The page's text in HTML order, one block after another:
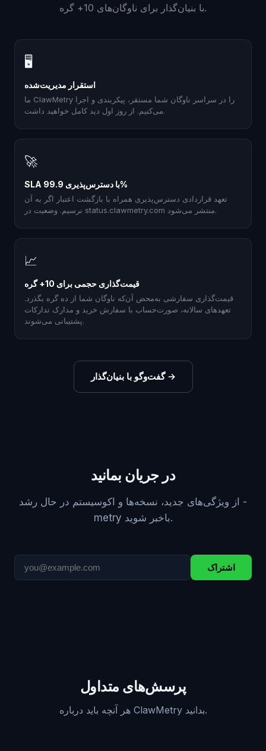
با بنیان‌گذار برای ناوگان‌های 10+ گره.
🖥
استقرار مدیریت‌شده
ما ClawMetry را در سراسر ناوگان شما مستقر، پیکربندی و اجرا
می‌کنیم. از روز اول دید کامل خواهید داشت.
🚀
SLA با دسترس‌پذیری 99.9%
تعهد قراردادی دسترس‌پذیری همراه با بازگشت اعتبار اگر به آن
نرسیم. وضعیت در status.clawmetry.com منتشر می‌شود.
📈
قیمت‌گذاری حجمی برای 10+ گره
قیمت‌گذاری سفارشی به‌محض آن‌که ناوگان شما از ده گره بگذرد.
تعهدهای سالانه، صورت‌حساب با سفارش خرید و مدارک تدارکات
پشتیبانی می‌شوند.
گفت‌وگو با بنیان‌گذار→
در جریان بمانید
از ویژگی‌های جدید، نسخه‌ها و اکوسیستم در حال رشد ‎-
metry باخبر شوید.
اشتراک
پرسش‌های متداول
هر آنچه باید درباره ClawMetry بدانید.